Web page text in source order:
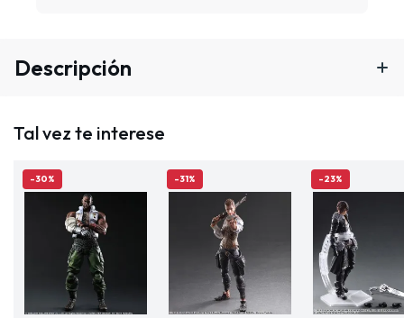
Descripción
Tal vez te interese
-30% -31% -23%